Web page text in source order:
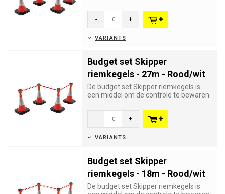
- +
VARIANTS
Budget set Skipper
riemkegels - 27m - Rood/wit
De budget set Skipper riemkegels is
een middel om de controle te bewaren
- +
VARIANTS
Budget set Skipper
riemkegels - 18m - Rood/wit
De budget set Skipper riemkegels is